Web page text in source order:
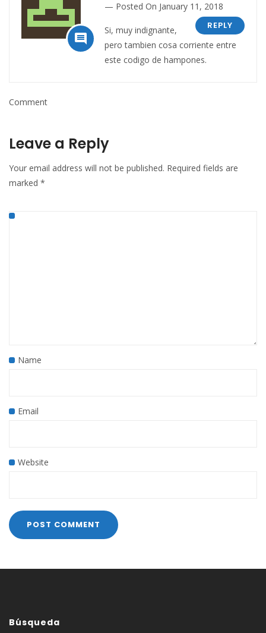

Posted On January 11, 2018
REPLY
Si, muy indignante,
pero tambien cosa corriente entre
este codigo de hampones.
Comment
Leave a Reply
Your email address will not be published. Required fields are
marked *
Name
Email
Website
Búsqueda